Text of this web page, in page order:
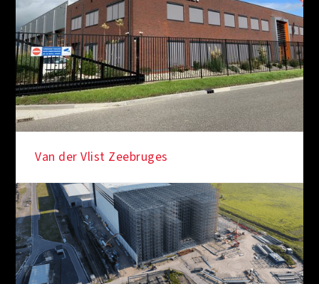
Van der Vlist Zeebruges